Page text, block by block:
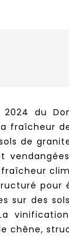
du
de
pour
sur des